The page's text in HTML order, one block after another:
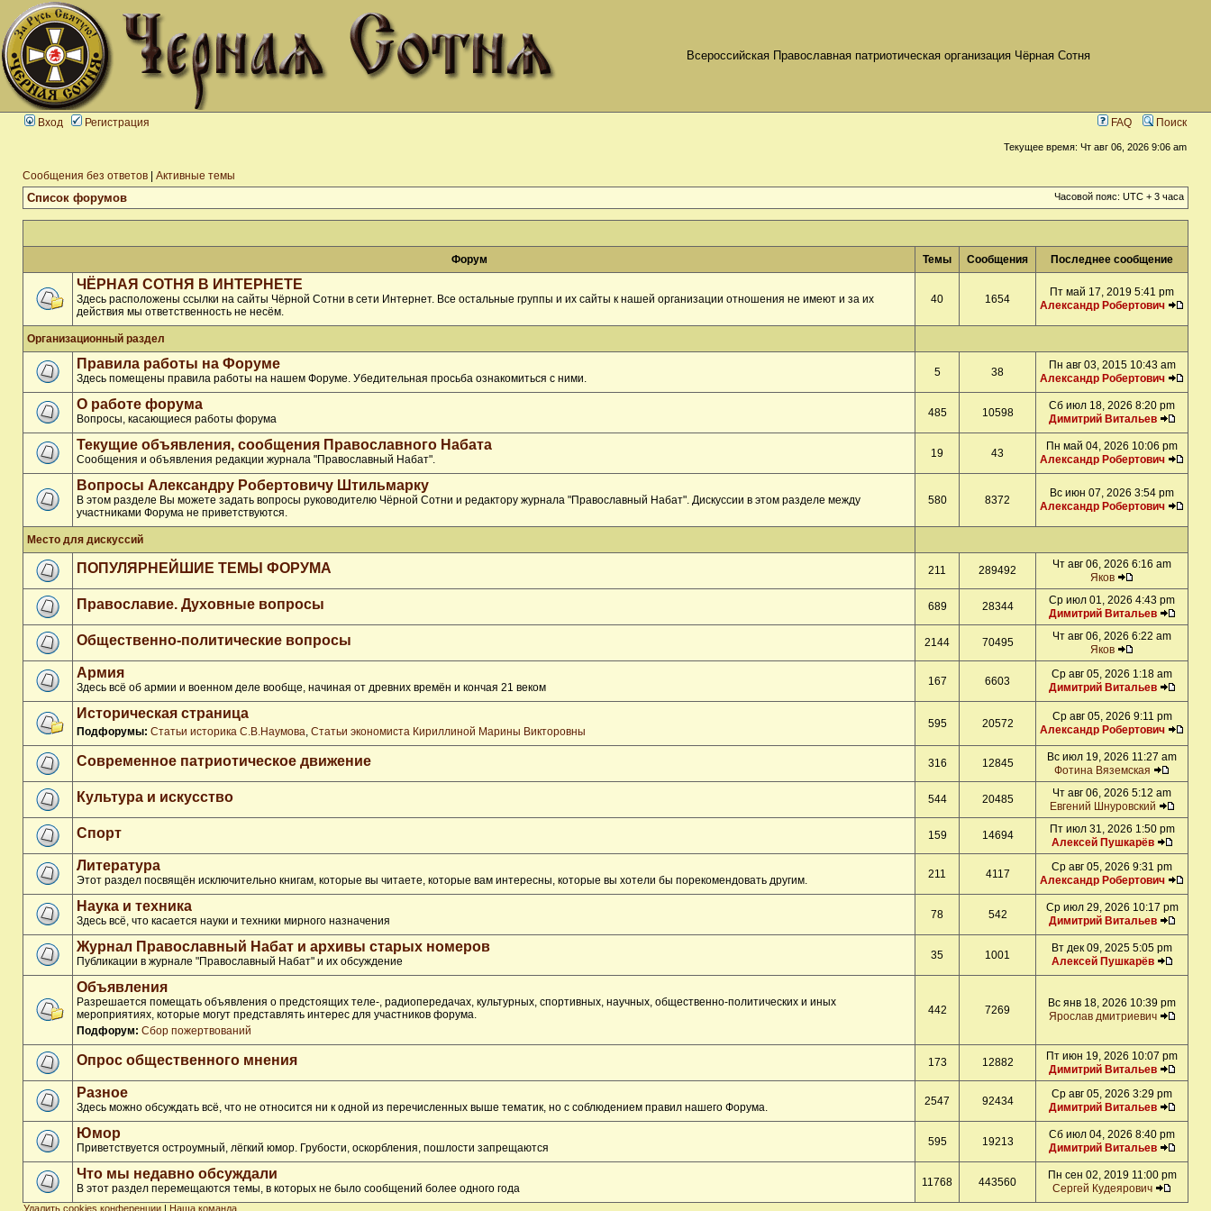
Всероссийская Православная патриотическая организация Чёрная Сотня
Вход Регистрация FAQ Поиск
Текущее время: Чт авг 06, 2026 9:06 am
Сообщения без ответов Активные темы
Список форумов Часовой пояс: UTC + 3 часа
Форум Темы Сообщения Последнее сообщение
ЧЁРНАЯ СОТНЯ В ИНТЕРНЕТЕ
Здесь расположены ссылки на сайты Чёрной Сотни в сети Интернет. Все остальные группы и их сайты к нашей организации отношения не имеют и за их
действия мы ответственность не несём.
40 1654
Пт май 17, 2019 5:41 pm
Александр Робертович
Организационный раздел
Правила работы на Форуме
Здесь помещены правила работы на нашем Форуме. Убедительная просьба ознакомиться с ними. 5 38
Пн авг 03, 2015 10:43 am
Александр Робертович
О работе форума
Вопросы, касающиеся работы форума 485 10598
Сб июл 18, 2026 8:20 pm
Димитрий Витальев
Текущие объявления, сообщения Православного Набата
Сообщения и объявления редакции журнала "Православный Набат". 19 43
Пн май 04, 2026 10:06 pm
Александр Робертович
Вопросы Александру Робертовичу Штильмарку
В этом разделе Вы можете задать вопросы руководителю Чёрной Сотни и редактору журнала "Православный Набат". Дискуссии в этом разделе между
участниками Форума не приветствуются.
580 8372
Вс июн 07, 2026 3:54 pm
Александр Робертович
Место для дискуссий
ПОПУЛЯРНЕЙШИЕ ТЕМЫ ФОРУМА 211 289492
Чт авг 06, 2026 6:16 am
Яков
Православие. Духовные вопросы 689 28344
Ср июл 01, 2026 4:43 pm
Димитрий Витальев
Общественно-политические вопросы 2144 70495
Чт авг 06, 2026 6:22 am
Яков
Армия
Здесь всё об армии и военном деле вообще, начиная от древних времён и кончая 21 веком 167 6603
Ср авг 05, 2026 1:18 am
Димитрий Витальев
Историческая страница
Подфорумы: Статьи историка С.В.Наумова, Статьи экономиста Кириллиной Марины Викторовны
595 20572
Ср авг 05, 2026 9:11 pm
Александр Робертович
Современное патриотическое движение 316 12845
Вс июл 19, 2026 11:27 am
Фотина Вяземская
Культура и искусство 544 20485
Чт авг 06, 2026 5:12 am
Евгений Шнуровский
Спорт 159 14694
Пт июл 31, 2026 1:50 pm
Алексей Пушкарёв
Литература
Этот раздел посвящён исключительно книгам, которые вы читаете, которые вам интересны, которые вы хотели бы порекомендовать другим. 211 4117
Ср авг 05, 2026 9:31 pm
Александр Робертович
Наука и техника
Здесь всё, что касается науки и техники мирного назначения 78 542
Ср июл 29, 2026 10:17 pm
Димитрий Витальев
Журнал Православный Набат и архивы старых номеров
Публикации в журнале "Православный Набат" и их обсуждение 35 1001
Вт дек 09, 2025 5:05 pm
Алексей Пушкарёв
Объявления
Разрешается помещать объявления о предстоящих теле-, радиопередачах, культурных, спортивных, научных, общественно-политических и иных
мероприятиях, которые могут представлять интерес для участников форума.
Подфорум: Сбор пожертвований
442 7269
Вс янв 18, 2026 10:39 pm
Ярослав дмитриевич
Опрос общественного мнения 173 12882
Пт июн 19, 2026 10:07 pm
Димитрий Витальев
Разное
Здесь можно обсуждать всё, что не относится ни к одной из перечисленных выше тематик, но с соблюдением правил нашего Форума. 2547 92434
Ср авг 05, 2026 3:29 pm
Димитрий Витальев
Юмор
Приветствуется остроумный, лёгкий юмор. Грубости, оскорбления, пошлости запрещаются 595 19213
Сб июл 04, 2026 8:40 pm
Димитрий Витальев
Что мы недавно обсуждали
В этот раздел перемещаются темы, в которых не было сообщений более одного года 11768 443560
Пн сен 02, 2019 11:00 pm
Сергей Кудеярович
Удалить cookies конференции | Наша команда